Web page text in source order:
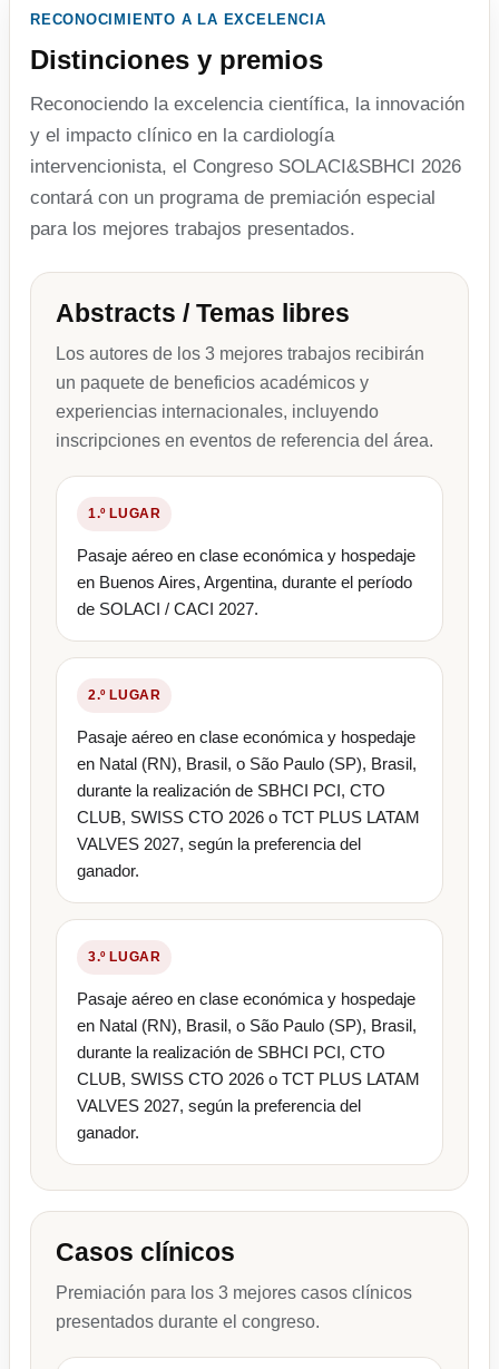
RECONOCIMIENTO A LA EXCELENCIA
Distinciones y premios
Reconociendo la excelencia científica, la innovación
y el impacto clínico en la cardiología
intervencionista, el Congreso SOLACI&SBHCI 2026
contará con un programa de premiación especial
para los mejores trabajos presentados.
Abstracts / Temas libres
Los autores de los 3 mejores trabajos recibirán
un paquete de beneficios académicos y
experiencias internacionales, incluyendo
inscripciones en eventos de referencia del área.
1.º LUGAR
Pasaje aéreo en clase económica y hospedaje
en Buenos Aires, Argentina, durante el período
de SOLACI / CACI 2027.
2.º LUGAR
Pasaje aéreo en clase económica y hospedaje
en Natal (RN), Brasil, o São Paulo (SP), Brasil,
durante la realización de SBHCI PCI, CTO
CLUB, SWISS CTO 2026 o TCT PLUS LATAM
VALVES 2027, según la preferencia del
ganador.
3.º LUGAR
Pasaje aéreo en clase económica y hospedaje
en Natal (RN), Brasil, o São Paulo (SP), Brasil,
durante la realización de SBHCI PCI, CTO
CLUB, SWISS CTO 2026 o TCT PLUS LATAM
VALVES 2027, según la preferencia del
ganador.
Casos clínicos
Premiación para los 3 mejores casos clínicos
presentados durante el congreso.